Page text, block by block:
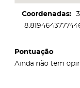
Coordenadas
-
Pontuação
Ainda não tem